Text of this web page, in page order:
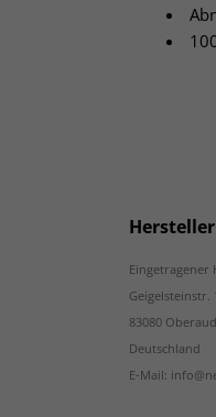
Eingetragener
Geigelsteinstr.
83080
Deutschland
E-Mail: